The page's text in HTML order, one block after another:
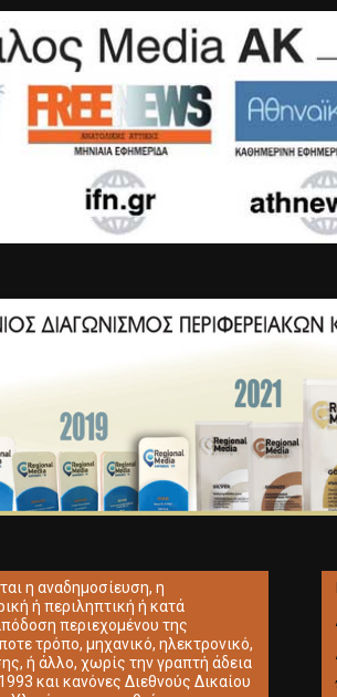
η αναδημοσίευση, η
ή περιληπτική ή κατά
περιεχομένου της
τρόπο, μηχανικό, ηλεκτρονικό,
ή άλλο, χωρίς την γραπτή άδεια
και κανόνες Διεθνούς Δικαίου